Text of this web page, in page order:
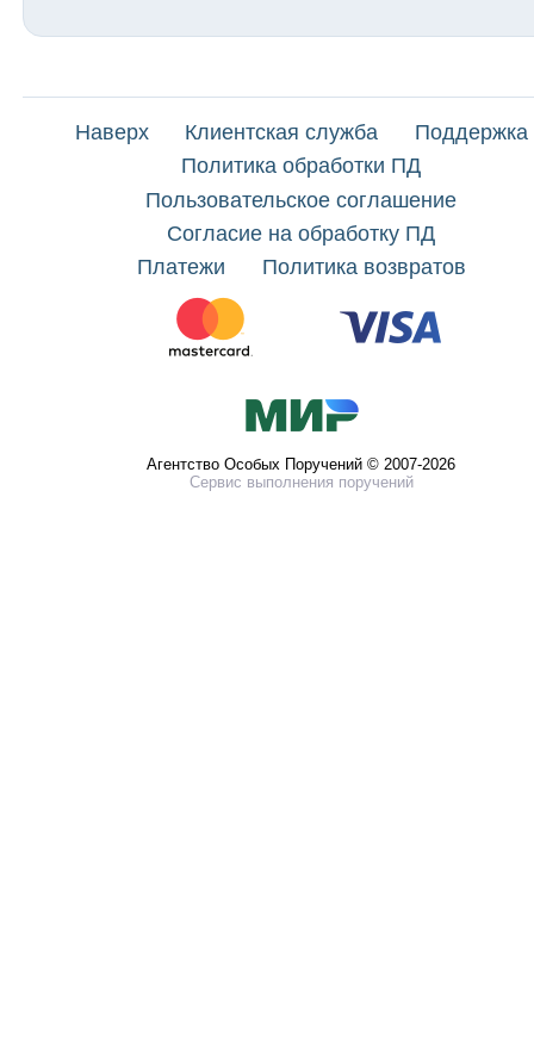
Наверх Клиентская служба
Поддержка
Политика обработки ПД
Пользовательское соглашение
Согласие на обработку ПД
Платежи
Политика возвратов
Агентство Особых Поручений © 2007-2026
Сервис выполнения поручений